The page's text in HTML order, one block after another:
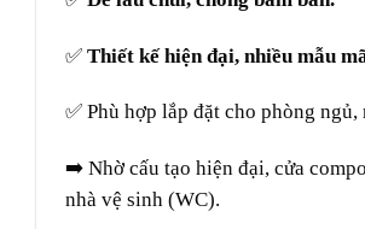
✅ Thiết kế hiện đại, nhiều mẫu
✅ Phù hợp lắp đặt cho phòng
➡️ Nhờ cấu tạo hiện đại, cửa
nhà vệ sinh (WC).